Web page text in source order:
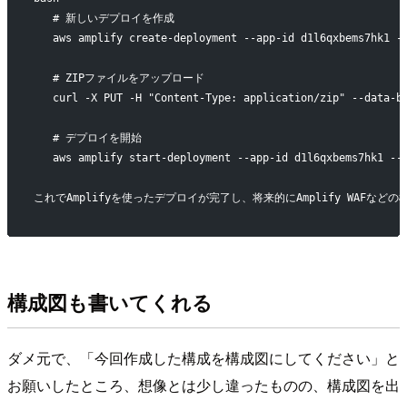
   # 新しいデプロイを作成
aws amplify create-deployment --app-id d1l6qxbems7hk1
   # ZIPファイルをアップロード
curl -X PUT -H "Content-Type: application/zip" --data-
   # デプロイを開始
aws amplify start-deployment --app-id d1l6qxbems7hk1
これでAmplifyを使ったデプロイが完了し、将来的にAmplify WAFなどの
構成図も書いてくれる
ダメ元で、「今回作成した構成を構成図にしてください」と
お願いしたところ、想像とは少し違ったものの、構成図を出